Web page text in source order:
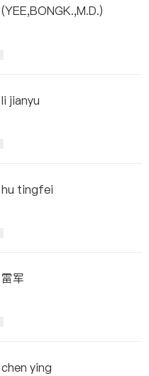
(YEE,BONGK.,M.D.)
li jianyu
hu tingfei
雷军
chen ying